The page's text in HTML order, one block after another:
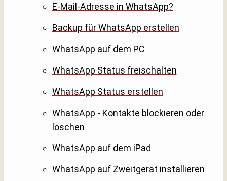
E-Mail-Adresse in WhatsApp?
Backup für WhatsApp erstellen
WhatsApp auf dem PC
WhatsApp Status freischalten
WhatsApp Status erstellen
WhatsApp - Kontakte blockieren oder
löschen
WhatsApp auf dem iPad
WhatsApp auf Zweitgerät installieren